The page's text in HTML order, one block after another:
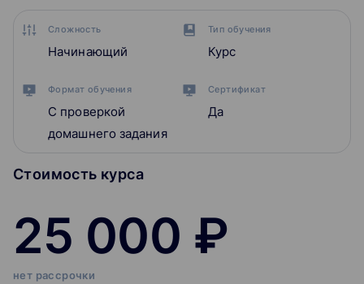
Сложность
Начинающий
Тип обучения
Курс
Формат обучения
С проверкой
домашнего задания
Сертификат
Да
Стоимость курса
25 000 ₽
нет рассрочки